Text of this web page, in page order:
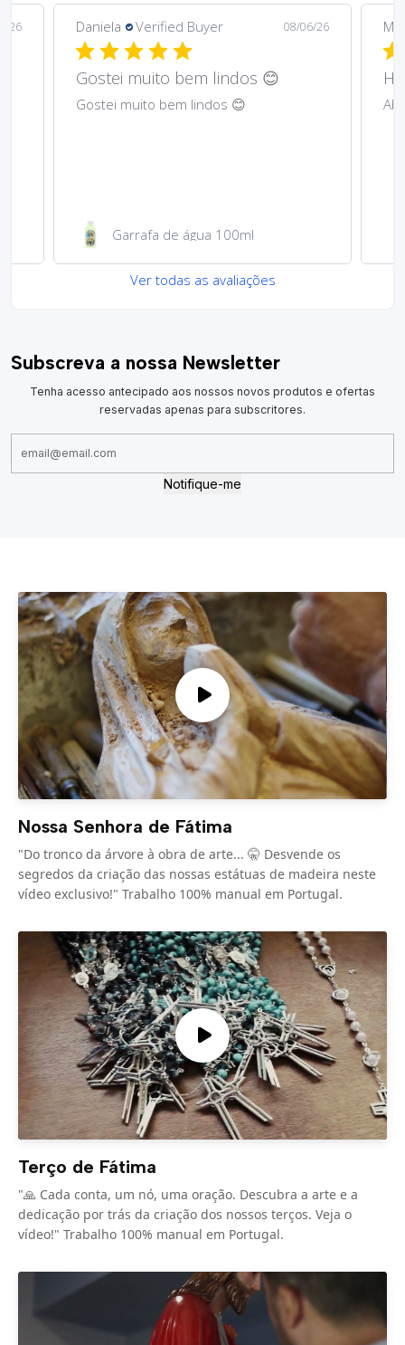
26 Daniela Verified Buyer 08/06/26
Gostei muito bem lindos 😊
Gostei muito bem lindos 😊
Garrafa de água 100ml
Ver todas as avaliações
Subscreva a nossa Newsletter
Tenha acesso antecipado aos nossos novos produtos e ofertas
reservadas apenas para subscritores.
Notifique-me
Nossa Senhora de Fátima
"Do tronco da árvore à obra de arte... 🤫 Desvende os
segredos da criação das nossas estátuas de madeira neste
vídeo exclusivo!" Trabalho 100% manual em Portugal.
Terço de Fátima
"🙏 Cada conta, um nó, uma oração. Descubra a arte e a
dedicação por trás da criação dos nossos terços. Veja o
vídeo!" Trabalho 100% manual em Portugal.